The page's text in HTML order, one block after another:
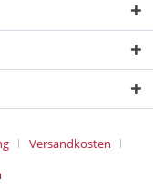
Versandkosten